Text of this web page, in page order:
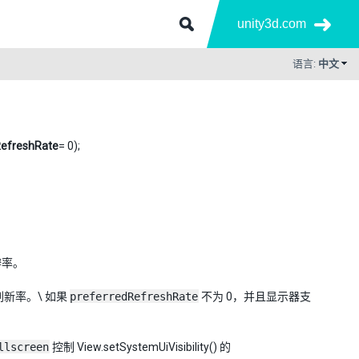
unity3d.com
语言: 中文
= 0);
。
新率。\ 如果 preferredRefreshRate 不为 0，并且显示器支
控制 View.setSystemUiVisibility() 的